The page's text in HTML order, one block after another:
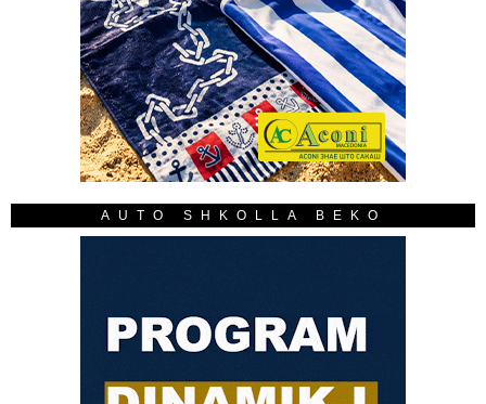
AUTO SHKOLLA BEKO